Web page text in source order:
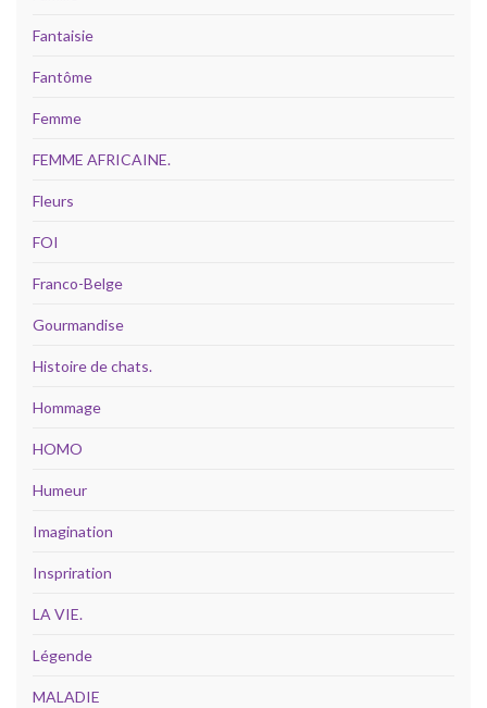
Fantaisie
Fantôme
Femme
FEMME AFRICAINE.
Fleurs
FOI
Franco-Belge
Gourmandise
Histoire de chats.
Hommage
HOMO
Humeur
Imagination
Inspriration
LA VIE.
Légende
MALADIE